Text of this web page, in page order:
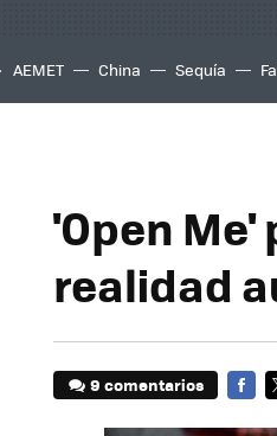
AEMET China Sequía
'Open Me'
realidad
9 comentarios